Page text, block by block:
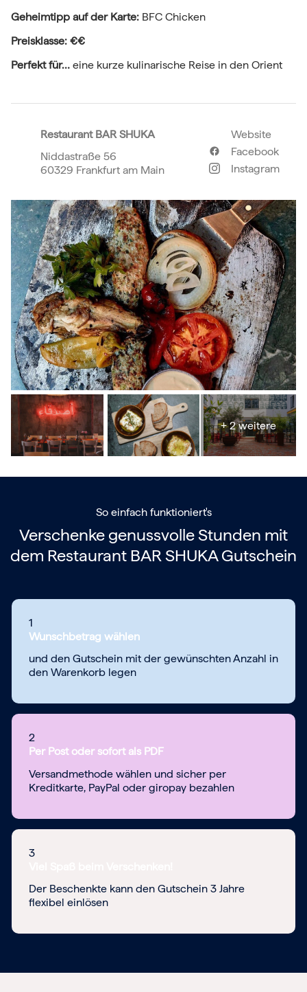
Geheimtipp auf der Karte: BFC Chicken
Preisklasse: €€
Perfekt für… eine kurze kulinarische Reise in den Orient
Restaurant BAR SHUKA
Niddastraße 56
60329 Frankfurt am Main
Website
Facebook
Instagram
+ 2 weitere
So einfach funktioniert's
Verschenke genussvolle Stunden mit
dem Restaurant BAR SHUKA Gutschein
1
Wunschbetrag wählen
und den Gutschein mit der gewünschten Anzahl in
den Warenkorb legen
2
Per Post oder sofort als PDF
Versandmethode wählen und sicher per
Kreditkarte, PayPal oder giropay bezahlen
3
Der Beschenkte kann den Gutschein 3 Jahre
flexibel einlösen